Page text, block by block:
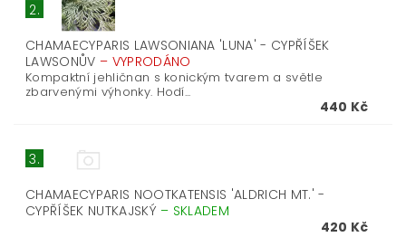
2.
CHAMAECYPARIS LAWSONIANA 'LUNA' - CYPŘÍŠEK
LAWSONŮV – VYPRODÁNO
Kompaktní jehličnan s konickým tvarem a světle
zbarvenými výhonky. Hodí...
440 Kč
3.
CHAMAECYPARIS NOOTKATENSIS 'ALDRICH MT.' -
CYPŘÍŠEK NUTKAJSKÝ – SKLADEM
420 Kč